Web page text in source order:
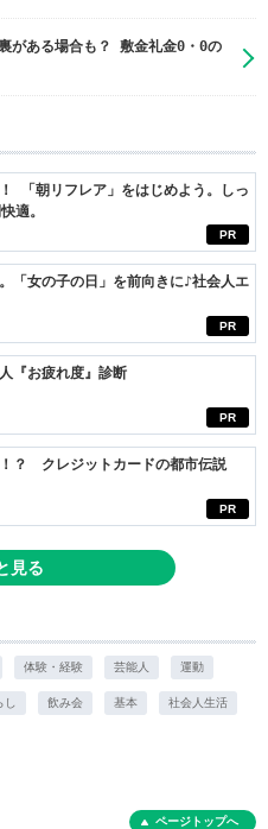
ある場合も？ 敷金礼金0・0の
PR
「朝リフレア」をはじめよう。しっ
適。
PR
「女の子の日」を前向きに♪社会人エ
PR
『お疲れ度』診断
PR
？ クレジットカードの都市伝説
見る
体験・経験 芸能人 運動
飲み会 基本 社会人生活
ページトップへ